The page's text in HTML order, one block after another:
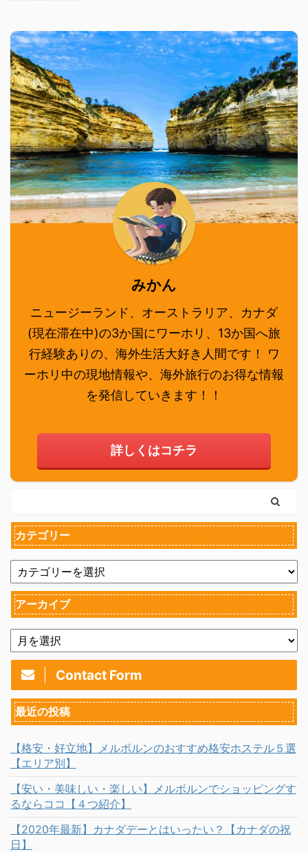
みかん
ニュージーランド、オーストラリア、カナダ
(現在滞在中)の3か国にワーホリ、13か国へ旅
行経験ありの、海外生活大好き人間です！ ワ
ーホリ中の現地情報や、海外旅行のお得な情報
を発信していきます！！
詳しくはコチラ
カテゴリー
アーカイブ
Contact Form
最近の投稿
【格安・好立地】メルボルンのおすすめ格安ホステル５選
【エリア別】
【安い・美味しい・楽しい】メルボルンでショッピングす
るならココ【４つ紹介】
【2020年最新】カナダデーとはいったい？【カナダの祝
日】